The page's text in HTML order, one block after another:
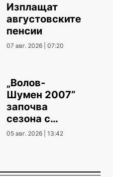
Изплащат
августовските
пенсии
07 авг. 2026 | 07:20
„Волов-
Шумен 2007“
започва
сезона с
гостуване
05 авг. 2026 | 13:42